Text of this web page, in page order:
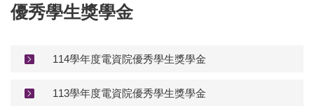
優秀學生獎學金
114學年度電資院優秀學生獎學金
113學年度電資院優秀學生獎學金